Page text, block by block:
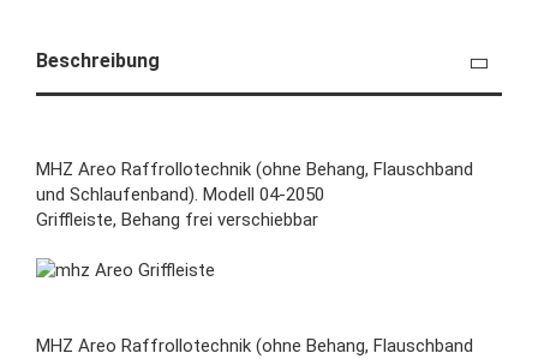
Beschreibung
MHZ Areo Raffrollotechnik (ohne Behang, Flauschband
und Schlaufenband). Modell 04-2050
Griffleiste, Behang frei verschiebbar
MHZ Areo Raffrollotechnik (ohne Behang, Flauschband